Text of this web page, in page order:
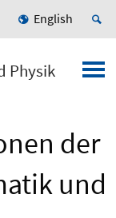
English
Physik
der
und